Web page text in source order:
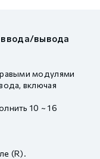
ввода/вывода
модулями
включая
10 ~ 16
(R).